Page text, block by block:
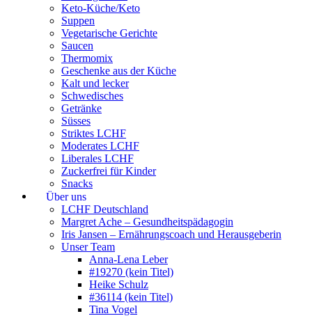
Keto-Küche/Keto
Suppen
Vegetarische Gerichte
Saucen
Thermomix
Geschenke aus der Küche
Kalt und lecker
Schwedisches
Getränke
Süsses
Striktes LCHF
Moderates LCHF
Liberales LCHF
Zuckerfrei für Kinder
Snacks
Über uns
LCHF Deutschland
Margret Ache – Gesundheitspädagogin
Iris Jansen – Ernährungscoach und Herausgeberin
Unser Team
Anna-Lena Leber
#19270 (kein Titel)
Heike Schulz
#36114 (kein Titel)
Tina Vogel